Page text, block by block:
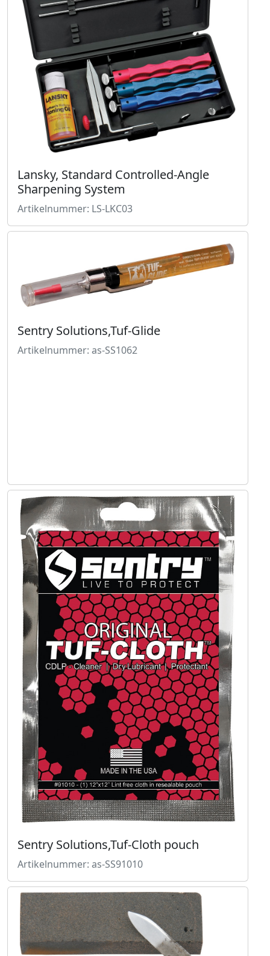
Lansky, Standard Controlled-Angle
Sharpening System
Artikelnummer: LS-LKC03
Sentry Solutions,Tuf-Glide
Artikelnummer: as-SS1062
Sentry Solutions,Tuf-Cloth pouch
Artikelnummer: as-SS91010